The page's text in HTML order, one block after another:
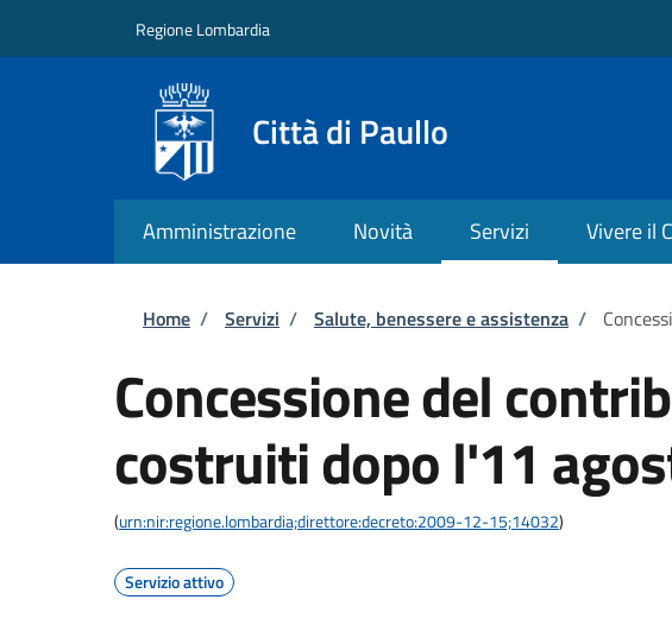
Regione Lombardia
Città di Paullo
Amministrazione Novità Servizi Vivere il
Briciole di pane
Home / Servizi / Salute, benessere e assistenza /
Concessione del
costruiti dopo l'11
(urn:nir:regione.lombardia;direttore:decreto:2009-12-15;14032)
Servizio attivo